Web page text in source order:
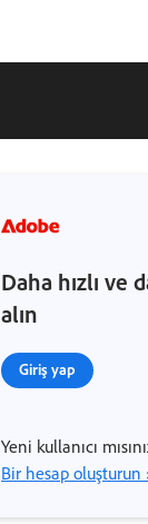
Daha hızlı ve
alın
Giriş yap
Yeni kullanıcı
Bir hesap oluşturun